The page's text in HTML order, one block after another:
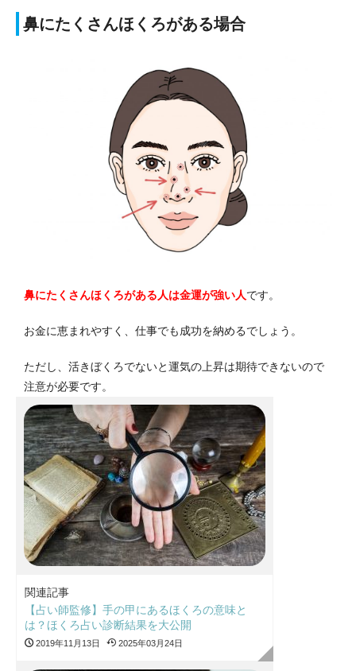
鼻にたくさんほくろがある場合
鼻にたくさんほくろがある人は金運が強い人です。
お金に恵まれやすく、仕事でも成功を納めるでしょう。
ただし、活きぼくろでないと運気の上昇は期待できないので
注意が必要です。
関連記事
【占い師監修】手の甲にあるほくろの意味と
は？ほくろ占い診断結果を大公開
2019年11月13日 2025年03月24日